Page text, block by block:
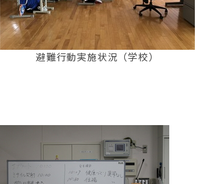
避難行動実施状況（学校）